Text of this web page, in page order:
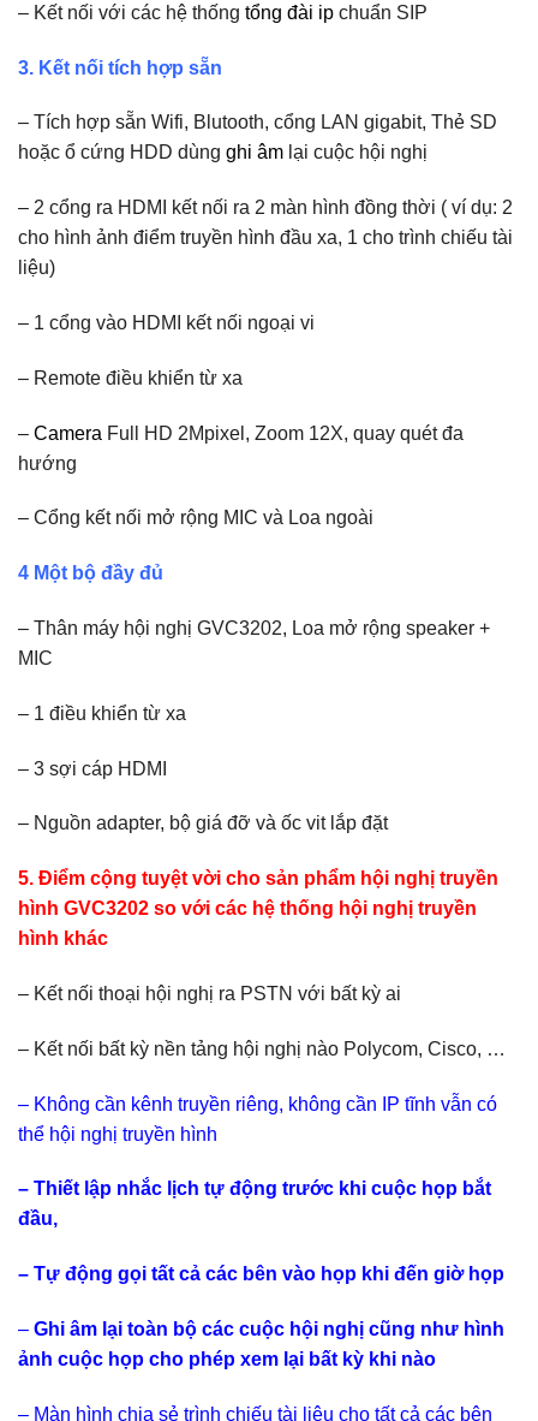
– Kết nối với các hệ thống tổng đài ip chuẩn SIP
3. Kết nối tích hợp sẵn
– Tích hợp sẵn Wifi, Blutooth, cổng LAN gigabit, Thẻ SD
hoặc ổ cứng HDD dùng ghi âm lại cuộc hội nghị
– 2 cổng ra HDMI kết nối ra 2 màn hình đồng thời ( ví dụ: 2
cho hình ảnh điểm truyền hình đầu xa, 1 cho trình chiếu tài
liệu)
– 1 cổng vào HDMI kết nối ngoại vi
– Remote điều khiển từ xa
– Camera Full HD 2Mpixel, Zoom 12X, quay quét đa
hướng
– Cổng kết nối mở rộng MIC và Loa ngoài
4 Một bộ đầy đủ
– Thân máy hội nghị GVC3202, Loa mở rộng speaker +
MIC
– 1 điều khiển từ xa
– 3 sợi cáp HDMI
– Nguồn adapter, bộ giá đỡ và ốc vit lắp đặt
5. Điểm cộng tuyệt vời cho sản phẩm hội nghị truyền
hình GVC3202 so với các hệ thống hội nghị truyền
hình khác
– Kết nối thoại hội nghị ra PSTN với bất kỳ ai
– Kết nối bất kỳ nền tảng hội nghị nào Polycom, Cisco, …
– Không cần kênh truyền riêng, không cần IP tĩnh vẫn có
thể hội nghị truyền hình
– Thiết lập nhắc lịch tự động trước khi cuộc họp bắt
đầu,
– Tự động gọi tất cả các bên vào họp khi đến giờ họp
– Ghi âm lại toàn bộ các cuộc hội nghị cũng như hình
ảnh cuộc họp cho phép xem lại bất kỳ khi nào
– Màn hình chia sẻ trình chiếu tài liệu cho tất cả các bên